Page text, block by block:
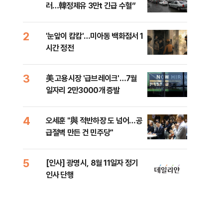
러…韓정제유 3만t 긴급 수혈”
2
'눈앞이 캄캄'…미아동 백화점서 1
시간 정전
3
美 고용시장 '급브레이크'…7월
일자리 2만3000개 증발
4
오세훈 "與 적반하장 도 넘어…공
급절벽 만든 건 민주당"
5
[인사] 광명시, 8월 11일자 정기
인사 단행